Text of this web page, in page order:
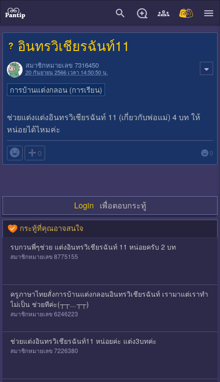
อินทรวิเชียรฉันท์11
สมาชิกหมายเลข 7316450
20 กันยายน 2566 เวลา 14:50:50 น.
การบ้านแต่งกลอน (การเรียน)
ช่วยแต่งแต่งอินทรวิเชียรฉันท์ 11 (เกี่ยวกับพ่อแม่) 4 บท ให้
หน่อยได้ไหมค่ะ
 0 0
Login เพื่อตอบกระทู้
กระทู้ที่คุณอาจสนใจ
รบกวนพี่ๆช่วย แต่งอินทรวิเชียรฉันท์ 11 หน่อยครับ 2 บท
สมาชิกหมายเลข 8775155
ครูภาษาไทยสั่งการบ้านแต่งกลอนอินทรวิเชียรฉันท์ เรามาแต่เราทำ
ไม่เป็น ช่วยทีค่ะ(┬┬﹏┬┬)
สมาชิกหมายเลข 6246223
ช่วยแต่งอินทรวิเชียรฉันท์11 หน่อยค่ะ แต่ง3บทค่ะ
สมาชิกหมายเลข 7226380
close